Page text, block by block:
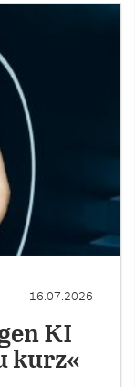
16.07.2026
KI
kurz«